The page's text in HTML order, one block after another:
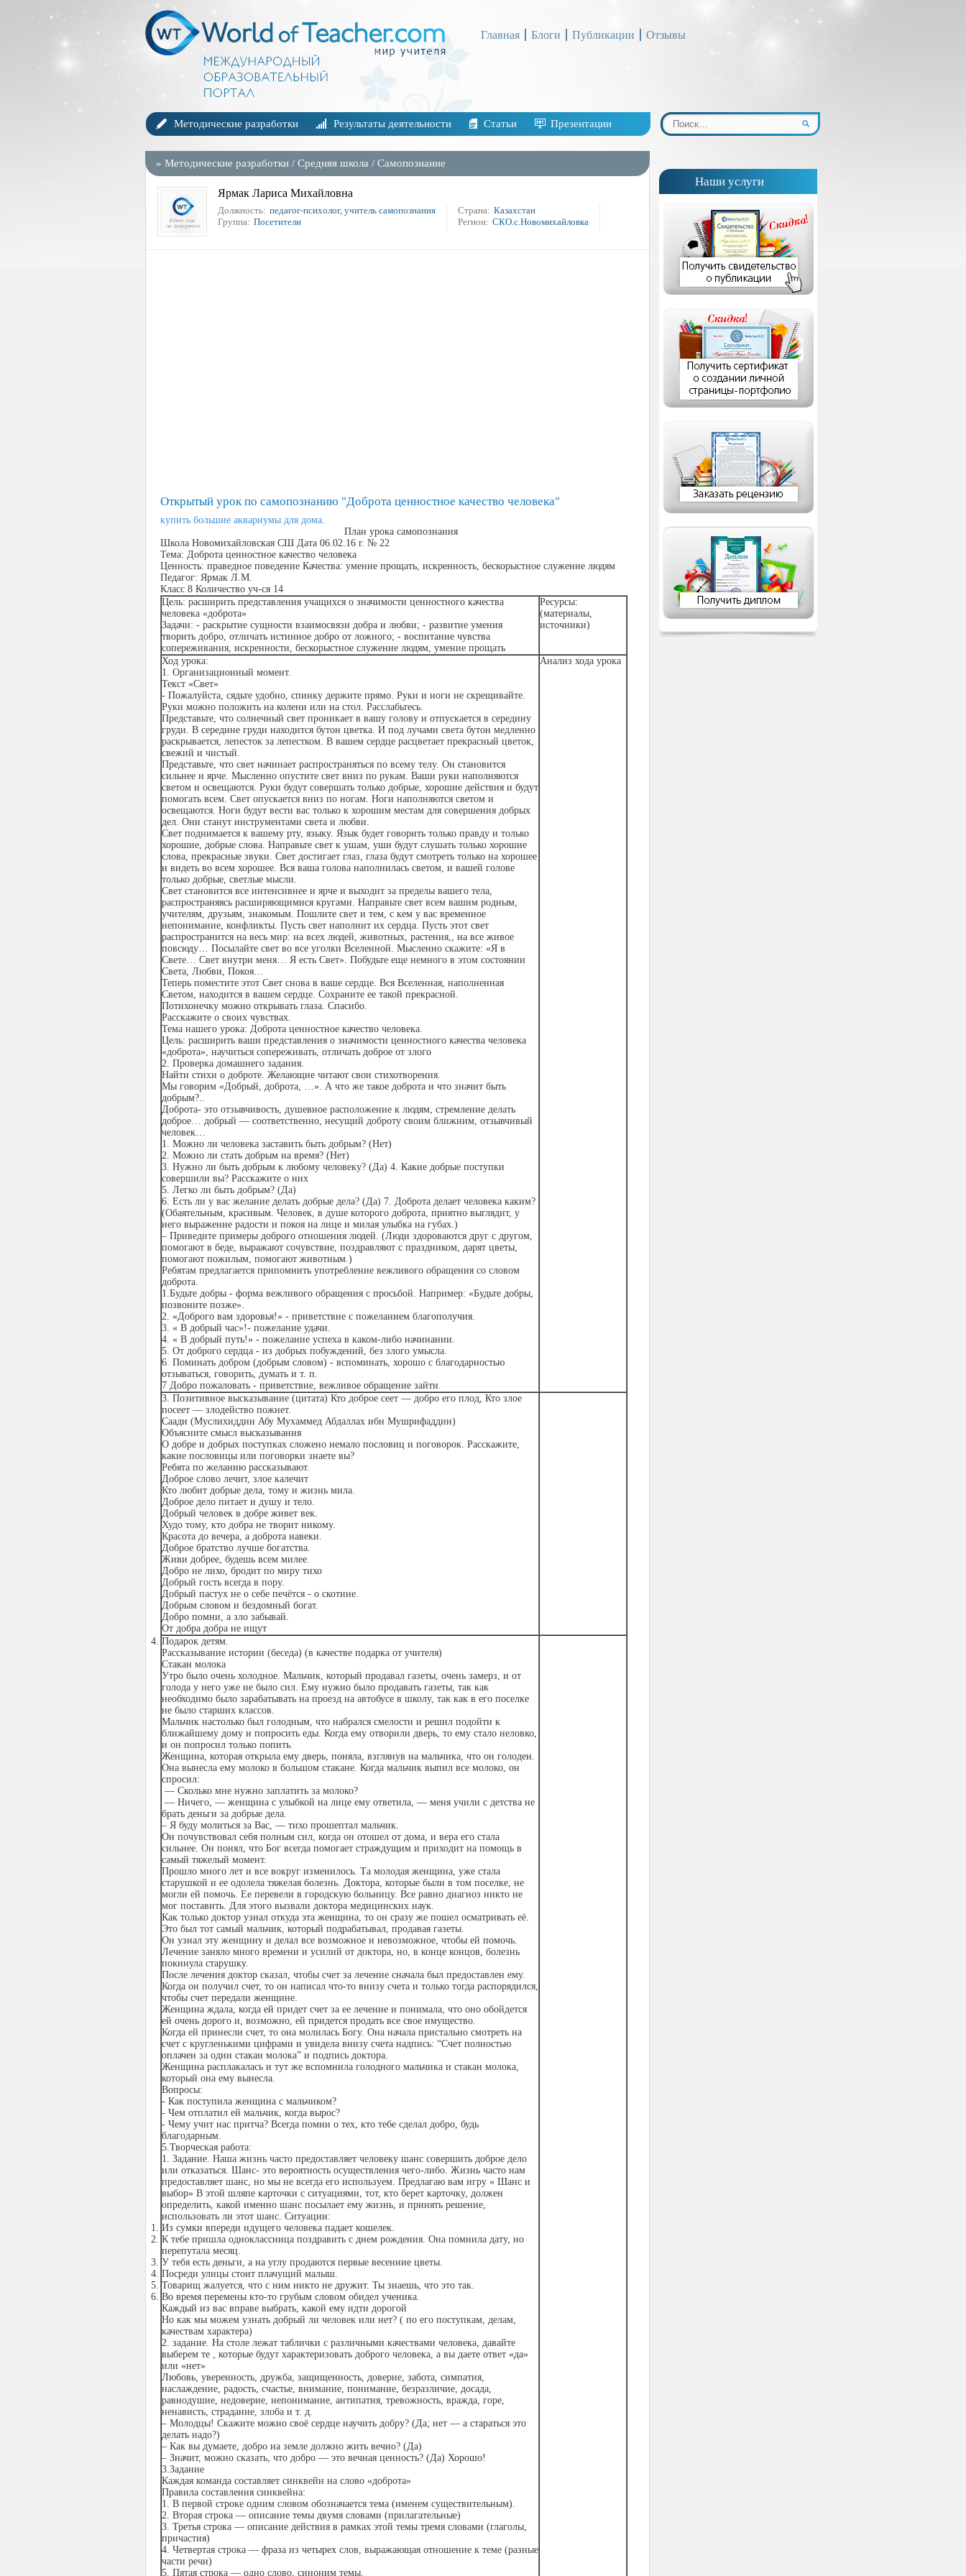
Главная Блоги Публикации Отзывы
Методические разработки Результаты деятельности Статьи Презентации
» Методические разработки / Средняя школа / Самопознание
Ярмак Лариса Михайловна
Должность: педагог-психолог, учитель самопознания
Группа: Посетители
Страна: Казахстан
Регион: СКО.с.Новомихайловка
Открытый урок по самопознанию "Доброта ценностное качество человека"
купить большие аквариумы для дома.
План урока самопознания
Школа Новомихайловская СШ Дата 06.02.16 г. № 22
Тема: Доброта ценностное качество человека
Ценность: праведное поведение Качества: умение прощать, искренность, бескорыстное служение людям
Педагог: Ярмак Л.М.
Класс 8 Количество уч-ся 14
Цель: расширить представления учащихся о значимости ценностного качества
человека «доброта»
Задачи: - раскрытие сущности взаимосвязи добра и любви; - развитие умения
творить добро, отличать истинное добро от ложного; - воспитание чувства
сопереживания, искренности, бескорыстное служение людям, умение прощать
Ресурсы:
(материалы,
источники)
Ход урока:
1. Организационный момент.
Текст «Свет»
- Пожалуйста, сядьте удобно, спинку держите прямо. Руки и ноги не скрещивайте.
Руки можно положить на колени или на стол. Расслабьтесь.
Представьте, что солнечный свет проникает в вашу голову и отпускается в середину
груди. В середине груди находится бутон цветка. И под лучами света бутон медленно
раскрывается, лепесток за лепестком. В вашем сердце расцветает прекрасный цветок,
свежий и чистый.
Представьте, что свет начинает распространяться по всему телу. Он становится
сильнее и ярче. Мысленно опустите свет вниз по рукам. Ваши руки наполняются
светом и освещаются. Руки будут совершать только добрые, хорошие действия и будут
помогать всем. Свет опускается вниз по ногам. Ноги наполняются светом и
освещаются. Ноги будут вести вас только к хорошим местам для совершения добрых
дел. Они станут инструментами света и любви.
Свет поднимается к вашему рту, языку. Язык будет говорить только правду и только
хорошие, добрые слова. Направьте свет к ушам, уши будут слушать только хорошие
слова, прекрасные звуки. Свет достигает глаз, глаза будут смотреть только на хорошее
и видеть во всем хорошее. Вся ваша голова наполнилась светом, и вашей голове
только добрые, светлые мысли.
Свет становится все интенсивнее и ярче и выходит за пределы вашего тела,
распространяясь расширяющимися кругами. Направьте свет всем вашим родным,
учителям, друзьям, знакомым. Пошлите свет и тем, с кем у вас временное
непонимание, конфликты. Пусть свет наполнит их сердца. Пусть этот свет
распространится на весь мир: на всех людей, животных, растения,, на все живое
повсюду… Посылайте свет во все уголки Вселенной. Мысленно скажите: «Я в
Свете… Свет внутри меня… Я есть Свет». Побудьте еще немного в этом состоянии
Света, Любви, Покоя…
Теперь поместите этот Свет снова в ваше сердце. Вся Вселенная, наполненная
Светом, находится в вашем сердце. Сохраните ее такой прекрасной.
Потихонечку можно открывать глаза. Спасибо.
Расскажите о своих чувствах.
Тема нашего урока: Доброта ценностное качество человека.
Цель: расширить ваши представления о значимости ценностного качества человека
«доброта», научиться сопереживать, отличать доброе от злого
2. Проверка домашнего задания.
Найти стихи о доброте. Желающие читают свои стихотворения.
Мы говорим «Добрый, доброта, …». А что же такое доброта и что значит быть
добрым?..
Доброта- это отзывчивость, душевное расположение к людям, стремление делать
доброе… добрый — соответственно, несущий доброту своим ближним, отзывчивый
человек…
1. Можно ли человека заставить быть добрым? (Нет)
2. Можно ли стать добрым на время? (Нет)
3. Нужно ли быть добрым к любому человеку? (Да) 4. Какие добрые поступки
совершили вы? Расскажите о них
5. Легко ли быть добрым? (Да)
6. Есть ли у вас желание делать добрые дела? (Да) 7. Доброта делает человека каким?
(Обаятельным, красивым. Человек, в душе которого доброта, приятно выглядит, у
него выражение радости и покоя на лице и милая улыбка на губах.)
– Приведите примеры доброго отношения людей. (Люди здороваются друг с другом,
помогают в беде, выражают сочувствие, поздравляют с праздником, дарят цветы,
помогают пожилым, помогают животным.)
Ребятам предлагается припомнить употребление вежливого обращения со словом
доброта.
1.Будьте добры - форма вежливого обращения с просьбой. Например: «Будьте добры,
позвоните позже».
2. «Доброго вам здоровья!» - приветствие с пожеланием благополучия.
3. « В добрый час»!- пожелание удачи.
4. « В добрый путь!» - пожелание успеха в каком-либо начинании.
5. От доброго сердца - из добрых побуждений, без злого умысла.
6. Поминать добром (добрым словом) - вспоминать, хорошо с благодарностью
отзываться, говорить, думать и т. п.
7 Добро пожаловать - приветствие, вежливое обращение зайти.
Анализ хода урока
3. Позитивное высказывание (цитата) Кто доброе сеет — добро его плод, Кто злое
посеет — злодейство пожнет.
Саади (Муслихиддин Абу Мухаммед Абдаллах ибн Мушрифаддин)
Объясните смысл высказывания
О добре и добрых поступках сложено немало пословиц и поговорок. Расскажите,
какие пословицы или поговорки знаете вы?
Ребята по желанию рассказывают.
Доброе слово лечит, злое калечит
Кто любит добрые дела, тому и жизнь мила.
Доброе дело питает и душу и тело.
Добрый человек в добре живет век.
Худо тому, кто добра не творит никому.
Красота до вечера, а доброта навеки.
Доброе братство лучше богатства.
Живи добрее, будешь всем милее.
Добро не лихо, бродит по миру тихо
Добрый гость всегда в пору.
Добрый пастух не о себе печётся - о скотине.
Добрым словом и бездомный богат.
Добро помни, а зло забывай.
От добра добра не ищут
Подарок детям.
Рассказывание истории (беседа) (в качестве подарка от учителя)
Стакан молока
Утро было очень холодное. Мальчик, который продавал газеты, очень замерз, и от
голода у него уже не было сил. Ему нужно было продавать газеты, так как
необходимо было зарабатывать на проезд на автобусе в школу, так как в его поселке
не было старших классов.
Мальчик настолько был голодным, что набрался смелости и решил подойти к
ближайшему дому и попросить еды. Когда ему отворили дверь, то ему стало неловко,
и он попросил только попить.
Женщина, которая открыла ему дверь, поняла, взглянув на мальчика, что он голоден.
Она вынесла ему молоко в большом стакане. Когда мальчик выпил все молоко, он
спросил:
— Сколько мне нужно заплатить за молоко?
— Ничего, — женщина с улыбкой на лице ему ответила, — меня учили с детства не
брать деньги за добрые дела.
– Я буду молиться за Вас, — тихо прошептал мальчик.
Он почувствовал себя полным сил, когда он отошел от дома, и вера его стала
сильнее. Он понял, что Бог всегда помогает страждущим и приходит на помощь в
самый тяжелый момент.
Прошло много лет и все вокруг изменилось. Та молодая женщина, уже стала
старушкой и ее одолела тяжелая болезнь. Доктора, которые были в том поселке, не
могли ей помочь. Ее перевели в городскую больницу. Все равно диагноз никто не
мог поставить. Для этого вызвали доктора медицинских наук.
Как только доктор узнал откуда эта женщина, то он сразу же пошел осматривать её.
Это был тот самый мальчик, который подрабатывал, продавая газеты.
Он узнал эту женщину и делал все возможное и невозможное, чтобы ей помочь.
Лечение заняло много времени и усилий от доктора, но, в конце концов, болезнь
покинула старушку.
После лечения доктор сказал, чтобы счет за лечение сначала был предоставлен ему.
Когда он получил счет, то он написал что-то внизу счета и только тогда распорядился,
чтобы счет передали женщине.
Женщина ждала, когда ей придет счет за ее лечение и понимала, что оно обойдется
ей очень дорого и, возможно, ей придется продать все свое имущество.
Когда ей принесли счет, то она молилась Богу. Она начала пристально смотреть на
счет с кругленькими цифрами и увидела внизу счета надпись: “Счет полностью
оплачен за один стакан молока” и подпись доктора.
Женщина расплакалась и тут же вспомнила голодного мальчика и стакан молока,
который она ему вынесла.
Вопросы:
- Как поступила женщина с мальчиком?
- Чем отплатил ей мальчик, когда вырос?
- Чему учит нас притча? Всегда помни о тех, кто тебе сделал добро, будь
благодарным.
5.Творческая работа:
1. Задание. Наша жизнь часто предоставляет человеку шанс совершить доброе дело
или отказаться. Шанс- это вероятность осуществления чего-либо. Жизнь часто нам
предоставляет шанс, но мы не всегда его используем. Предлагаю вам игру « Шанс и
выбор» В этой шляпе карточки с ситуациями, тот, кто берет карточку, должен
определить, какой именно шанс посылает ему жизнь, и принять решение,
использовать ли этот шанс. Ситуации:
Из сумки впереди идущего человека падает кошелек.
К тебе пришла одноклассница поздравить с днем рождения. Она помнила дату, но
перепутала месяц.
У тебя есть деньги, а на углу продаются первые весенние цветы.
Посреди улицы стоит плачущий малыш.
Товарищ жалуется, что с ним никто не дружит. Ты знаешь, что это так.
Во время перемены кто-то грубым словом обидел ученика.
Каждый из вас вправе выбрать, какой ему идти дорогой
Но как мы можем узнать добрый ли человек или нет? ( по его поступкам, делам,
качествам характера)
2. задание. На столе лежат таблички с различными качествами человека, давайте
выберем те , которые будут характеризовать доброго человека, а вы даете ответ «да»
или «нет»
Любовь, уверенность, дружба, защищенность, доверие, забота, симпатия,
наслаждение, радость, счастье, внимание, понимание, безразличие, досада,
равнодушие, недоверие, непонимание, антипатия, тревожность, вражда, горе,
ненависть, страдание, злоба и т. д.
– Молодцы! Скажите можно своё сердце научить добру? (Да; нет — а стараться это
делать надо?)
– Как вы думаете, добро на земле должно жить вечно? (Да)
– Значит, можно сказать, что добро — это вечная ценность? (Да) Хорошо!
3.Задание
Каждая команда составляет синквейн на слово «доброта»
Правила составления синквейна:
1. В первой строке одним словом обозначается тема (именем существительным).
2. Вторая строка — описание темы двумя словами (прилагательные)
3. Третья строка — описание действия в рамках этой темы тремя словами (глаголы,
причастия)
4. Четвертая строка — фраза из четырех слов, выражающая отношение к теме (разные
части речи)
5. Пятая строка — одно слово, синоним темы.
Наши услуги